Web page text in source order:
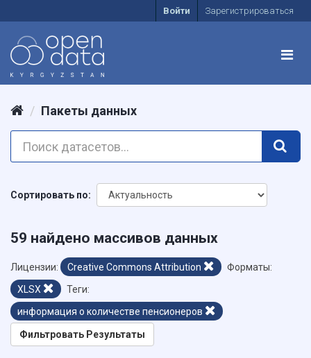
Войти Зарегистрироваться
Пакеты данных
Сортировать по
59 найдено массивов данных
Лицензии: Creative Commons Attribution
Форматы:
XLSX
Теги:
информация о количестве пенсионеров
Фильтровать Результаты